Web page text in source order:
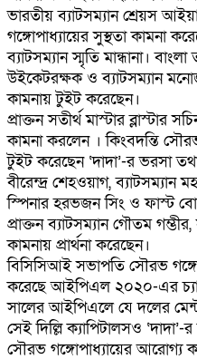
ভারতীয় ব্যাটসম্যান শ্রেয়স
গঙ্গোপাধ্যায়ের সুস্থতা কামনা
ব্যাটসম্যান স্মৃতি মান্ধানা।
উইকেটরক্ষক ও ব্যাটসম্যান
কামনায় টুইট করেছেন।
প্রাক্তন সতীর্থ মাস্টার
কামনা করলেন । কিংবদন্তি
টুইট করেছেন ‘দাদা’-র ভরসা
বীরেন্দ্র শেহওয়াগ,
স্পিনার হরভজন সিং ও ফাস্ট
প্রাক্তন ব্যাটসম্যান গৌতম
কামনায় প্রার্থনা করেছেন।
বিসিসিআই সভাপতি সৌরভ
করেছে আইপিএল ২০২০-এর
সালের আইপিএলে যে দলের
সেই দিল্লি ক্যাপিটালসও ‘দাদা’-
সৌরভ গঙ্গোপাধ্যায়ের আরোগ্য